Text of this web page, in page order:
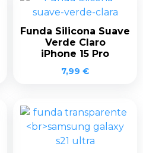
Funda Silicona Suave
Verde Claro
iPhone 15 Pro
7,99 €